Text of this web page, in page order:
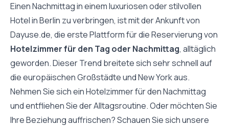
Einen Nachmittag in einem luxuriosen oder stilvollen
Hotel in Berlin zu verbringen, ist mit der Ankunft von
Dayuse.de, die erste Plattform für die Reservierung von
Hotelzimmer für den Tag oder Nachmittag, alltäglich
geworden. Dieser Trend breitete sich sehr schnell auf
die europäischen Großstädte und New York aus.
Nehmen Sie sich ein Hotelzimmer für den Nachmittag
und entfliehen Sie der Alltagsroutine. Oder möchten Sie
Ihre Beziehung auffrischen? Schauen Sie sich unsere